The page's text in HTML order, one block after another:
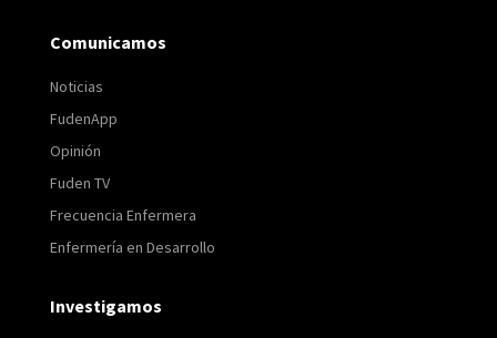
Comunicamos
Noticias
FudenApp
Opinión
Fuden TV
Frecuencia Enfermera
Enfermería en Desarrollo
Investigamos